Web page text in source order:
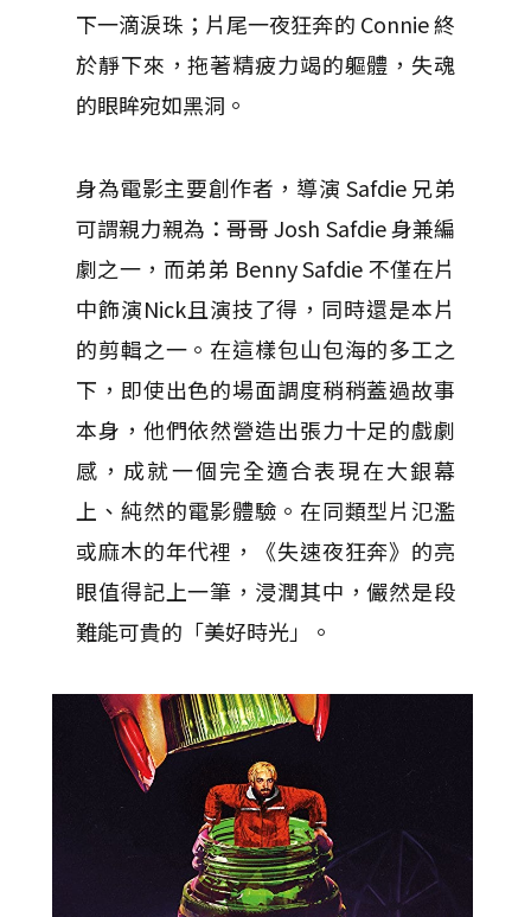
下一滴淚珠；片尾一夜狂奔的 Connie 終
於靜下來，拖著精疲力竭的軀體，失魂
的眼眸宛如黑洞。
身為電影主要創作者，導演 Safdie 兄弟
可謂親力親為：哥哥 Josh Safdie 身兼編
劇之一，而弟弟 Benny Safdie 不僅在片
中飾演Nick且演技了得，同時還是本片
的剪輯之一。在這樣包山包海的多工之
下，即使出色的場面調度稍稍蓋過故事
本身，他們依然營造出張力十足的戲劇
感，成就一個完全適合表現在大銀幕
上、純然的電影體驗。在同類型片氾濫
或麻木的年代裡，《失速夜狂奔》的亮
眼值得記上一筆，浸潤其中，儼然是段
難能可貴的「美好時光」。